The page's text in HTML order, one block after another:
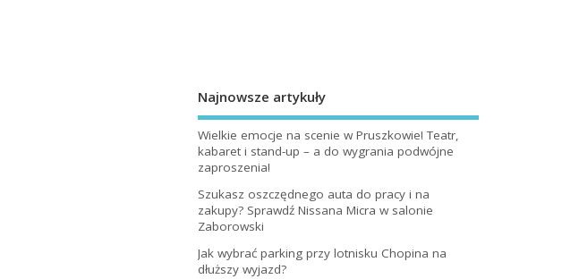
Najnowsze artykuły
Wielkie emocje na scenie w Pruszkowie! Teatr,
kabaret i stand-up – a do wygrania podwójne
zaproszenia!
Szukasz oszczędnego auta do pracy i na
zakupy? Sprawdź Nissana Micra w salonie
Zaborowski
Jak wybrać parking przy lotnisku Chopina na
dłuższy wyjazd?